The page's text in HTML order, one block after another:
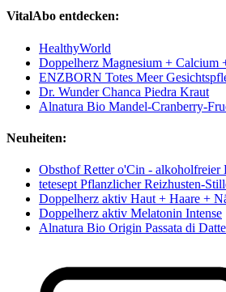
VitalAbo entdecken:
HealthyWorld
Doppelherz Magnesium +
ENZBORN Totes Meer
Dr. Wunder Chanca Piedra Kraut
Alnatura Bio Mandel-Cranberry-
Neuheiten:
Obsthof Retter o'Cin - alkoholfreier
tetesept Pflanzlicher Reizhusten-
Doppelherz aktiv Haut + Haare +
Doppelherz aktiv Melatonin Intense
Alnatura Bio Origin Passata di